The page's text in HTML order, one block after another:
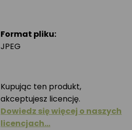
Format pliku:
JPEG
Kupując ten produkt,
akceptujesz licencję.
Dowiedz się więcej o naszych
licencjach…